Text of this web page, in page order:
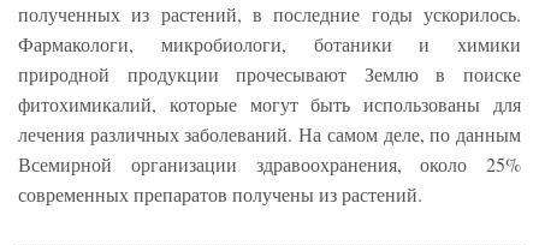
полученных из растений, в последние годы ускорилось.
Фармакологи, микробиологи, ботаники и химики
природной продукции прочесывают Землю в поиске
фитохимикалий, которые могут быть использованы для
лечения различных заболеваний. На самом деле, по данным
Всемирной организации здравоохранения, около 25%
современных препаратов получены из растений.